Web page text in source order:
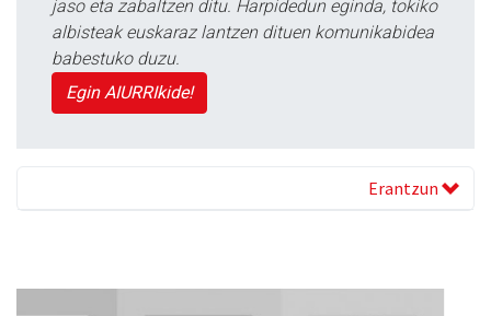
jaso eta zabaltzen ditu. Harpidedun eginda, tokiko
albisteak euskaraz lantzen dituen komunikabidea
babestuko duzu.
Egin AIURRIkide!
Erantzun